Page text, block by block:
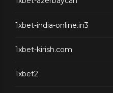
1xbet-india-online.in3
1xbet-kirish.com
1xbet2